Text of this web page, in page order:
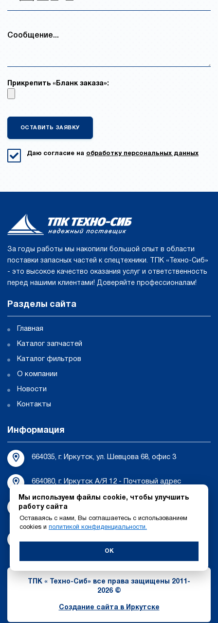
Прикрепить «Бланк заказа»:
Даю согласие на обработку персональных данных
За годы работы мы накопили большой опыт в области
поставки запасных частей к спецтехники. ТПК «Техно-Сиб»
- это высокое качество оказания услуг и ответственность
перед нашими клиентами! Доверяйте профессионалам!
Разделы сайта
Главная
Каталог запчастей
Каталог фильтров
О компании
Новости
Контакты
Информация
664035, г. Иркутск, ул. Шевцова 68, офис 3
664080, г. Иркутск А/Я 12 - Почтовый адрес
tehnosib-irk@bk.ru
ТПК « Техно-Сиб» все права защищены 2011-
2026 ©
Создание сайта в Иркутске
Мы используем файлы cookie, чтобы улучшить
работу сайта
Оставаясь с нами, Вы соглашаетесь с использованием
cookies и политикой конфиденциальности.
OK